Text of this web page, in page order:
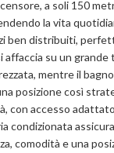
a soli 150
la vita
ben distribuiti,
su un
mentre il
posizione così
con accesso
condizionata
comodità e una